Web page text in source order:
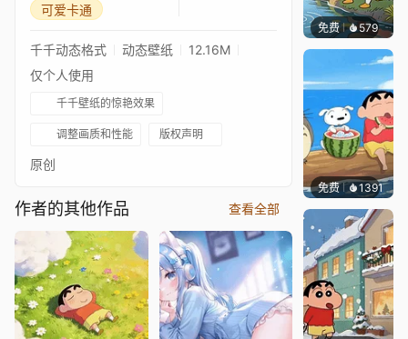
可爱卡通
千千动态格式 动态壁纸
12.16M
仅个人使用
千千壁纸的惊艳效果
调整画质和性能 版权声明
原创
作者的其他作品 查看全部
免费 579好看
免费 1391好看